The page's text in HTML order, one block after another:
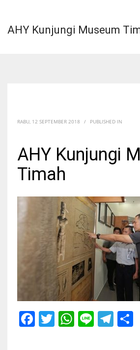
AHY Kunjungi Museum
RABU, 12 SEPTEMBER 2018 / PUBLISHED IN
AHY Kunjungi
Timah
Facebook
Twitter
WhatsApp
Line